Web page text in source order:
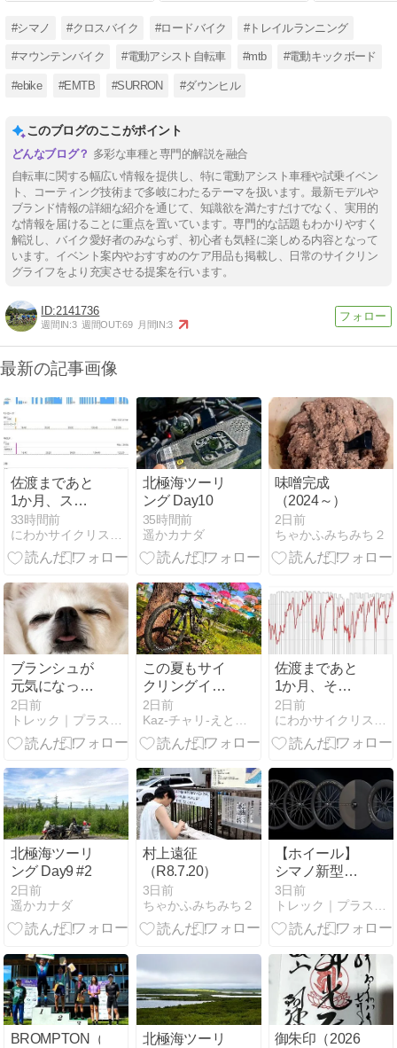
#シマノ #クロスバイク #ロードバイク #トレイルランニング
#マウンテンバイク #電動アシスト自転車 #mtb #電動キックボード
#ebike #EMTB #SURRON #ダウンヒル
このブログのここがポイント
多彩な車種と専門的解説を融合
自転車に関する幅広い情報を提供し、特に電動アシスト車種や試乗イベン
ト、コーティング技術まで多岐にわたるテーマを扱います。最新モデルや
ブランド情報の詳細な紹介を通じて、知識欲を満たすだけでなく、実用的
な情報を届けることに重点を置いています。専門的な話題もわかりやすく
解説し、バイク愛好者のみならず、初心者も気軽に楽しめる内容となって
います。イベント案内やおすすめのケア用品も掲載し、日常のサイクリン
グライフをより充実させる提案を行います。
2141736
週間IN:3 週間OUT:69 月間IN:3
最新の記事画像
佐渡まであと
1か月、スイ
ムは順調
33時間前
北極海ツーリ
ング Day10
35時間前
遥かカナダ
味噌完成
（2024～）
2日前
ちゃかふみちみち２
ブランシュが
元気になった
🐶
2日前
この夏もサイ
クリングイベ
ントだらけ～
ほぼグラベ
ル？
2日前
佐渡まであと
1か月、それ
でも何とか間
に合わせたい
2日前
北極海ツーリ
ング Day9 #2
2日前
遥かカナダ
村上遠征
（R8.7.20）
3日前
ちゃかふみちみち２
【ホイール】
シマノ新型
DURA-ACEホ
イール「WH-
R9370」登
く、さらに速
く進化した新
世代レーシン
グホイール
3日前
BROMPTON（T）
北極海ツーリ
御朱印（2026